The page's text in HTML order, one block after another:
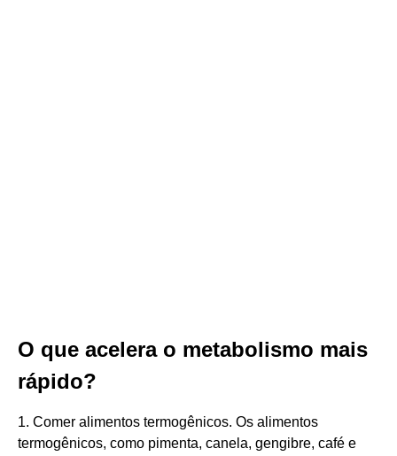
O que acelera o metabolismo mais
rápido?
1. Comer alimentos termogênicos. Os alimentos
termogênicos, como pimenta, canela, gengibre, café e